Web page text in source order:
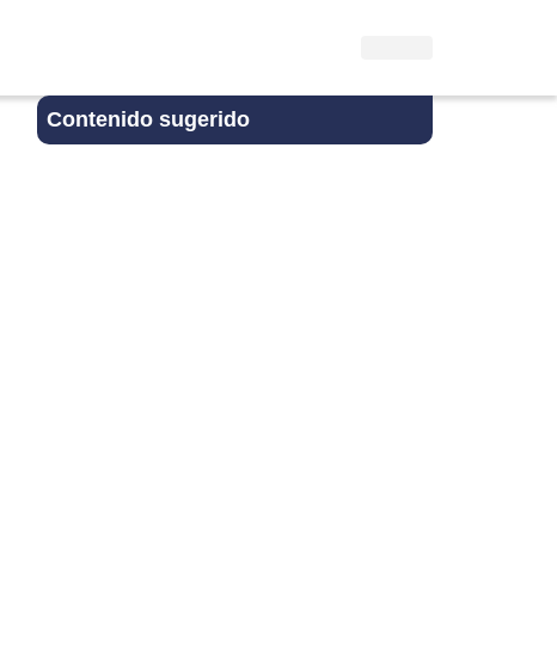
Contenido sugerido